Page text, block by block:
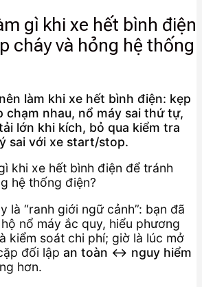
gì khi xe hết bình điện
cháy và hỏng hệ thống
làm khi xe hết bình điện: kẹp
chạm nhau, nổ máy sai thứ tự,
lớn khi kích, bỏ qua kiểm tra
sai với xe start/stop.
là “ranh giới ngữ cảnh”: bạn đã
nổ máy ắc quy, hiểu phương
kiểm soát chi phí; giờ là lúc mở
đối lập an toàn ↔ nguy hiểm
hơn.